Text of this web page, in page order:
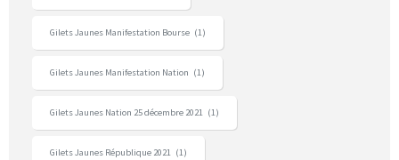
Gilets Jaunes Manifestation Bourse (1)
Gilets Jaunes Manifestation Nation (1)
Gilets Jaunes Nation 25 décembre 2021 (1)
Gilets Jaunes République 2021 (1)